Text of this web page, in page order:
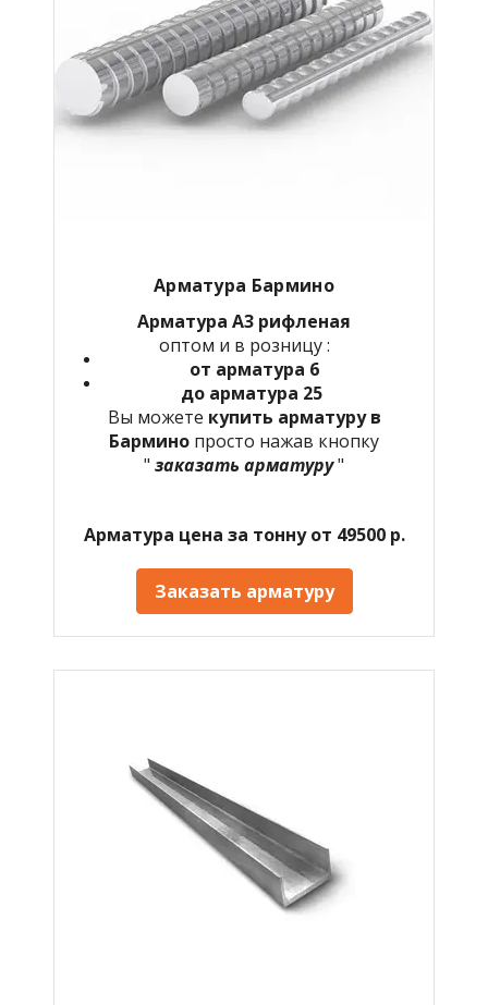
Арматура Бармино
Арматура А3 рифленая
оптом и в розницу :
от арматура 6
до арматура 25
Вы можете купить арматуру в
Бармино просто нажав кнопку
" заказать арматуру"
Арматура цена за тонну от 49500 р.
Заказать арматуру